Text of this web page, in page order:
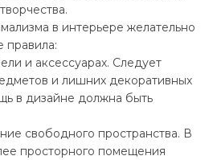
в интерьере желательно
правила:
и аксессуарах. Следует
и лишних декоративных
в дизайне должна быть
свободного пространства. В
просторного помещения